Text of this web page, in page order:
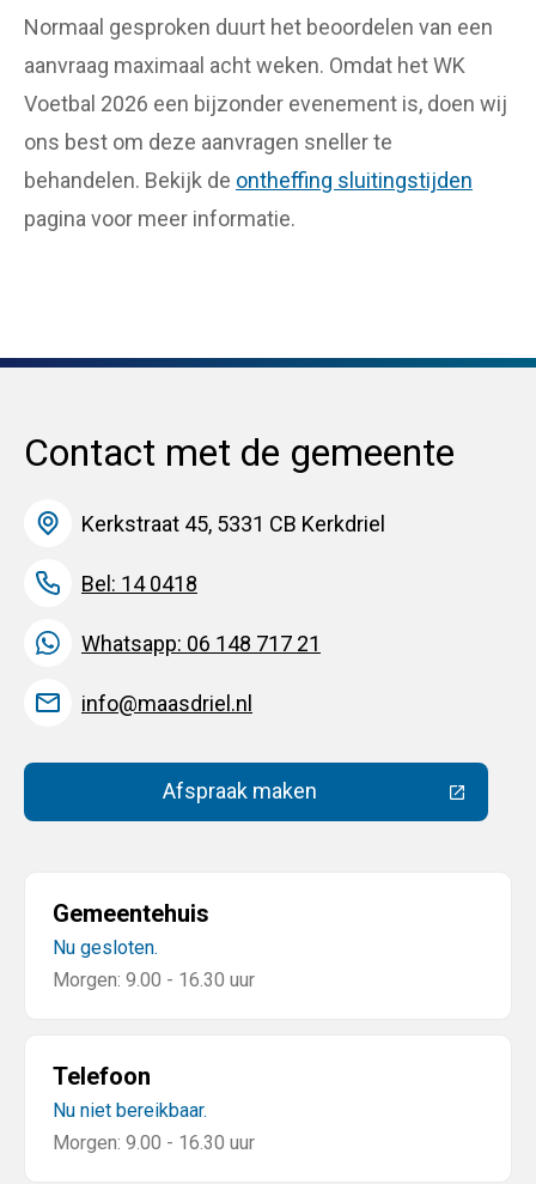
Normaal gesproken duurt het beoordelen van een
aanvraag maximaal acht weken. Omdat het WK
Voetbal 2026 een bijzonder evenement is, doen wij
ons best om deze aanvragen sneller te
behandelen. Bekijk de ontheffing sluitingstijden
pagina voor meer informatie.
Contact met de gemeente
Kerkstraat 45, 5331 CB Kerkdriel
Bel: 14 0418
Whatsapp: 06 148 717 21
info@maasdriel.nl
Afspraak maken(Deze link gaat naar een
Gemeentehuis
Nu gesloten.
Morgen: 9.00 - 16.30 uur
Telefoon
Nu niet bereikbaar.
Morgen: 9.00 - 16.30 uur